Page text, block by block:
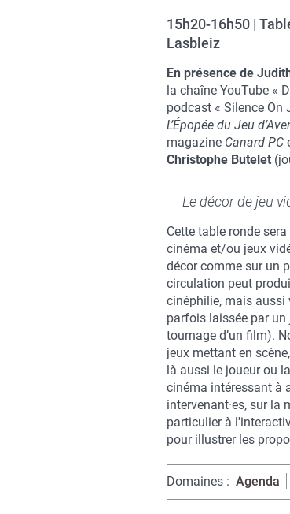
15h20-16h50 |
Lasbleiz
En présence de
la chaîne YouTube «
podcast « Silence On
L’Épopée du Jeu
magazine Canard PC
Christophe Butelet
Le décor de jeu
Cette table ronde
cinéma et/ou jeux
décor comme sur un
circulation peut
cinéphilie, mais aussi
parfois laissée par un
tournage d’un film).
jeux mettant en
là aussi le joueur ou
cinéma intéressant à
intervenant·es, sur
particulier à
pour illustrer les
Domaines Agenda